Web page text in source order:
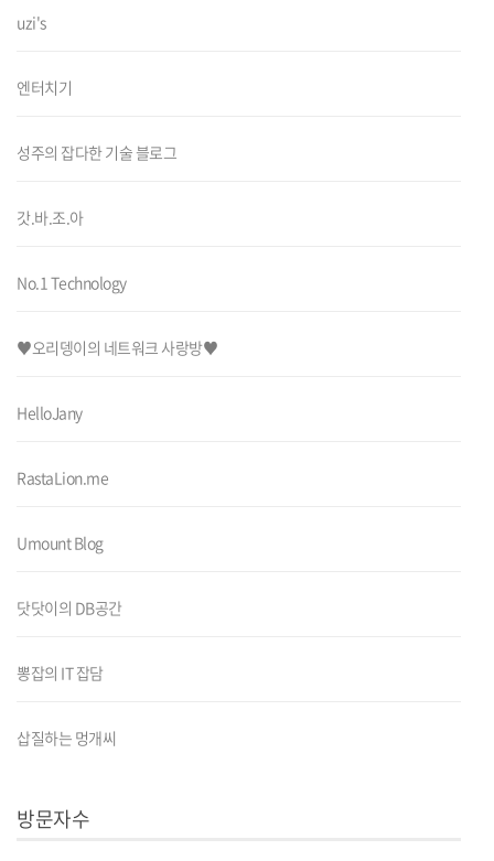
uzi's
엔터치기
성주의 잡다한 기술 블로그
갓.바.조.아
No.1 Technology
♥오리뎅이의 네트워크 사랑방♥
HelloJany
RastaLion.me
Umount Blog
닷닷이의 DB공간
뽕잡의 IT 잡담
삽질하는 멍개씨
방문자수